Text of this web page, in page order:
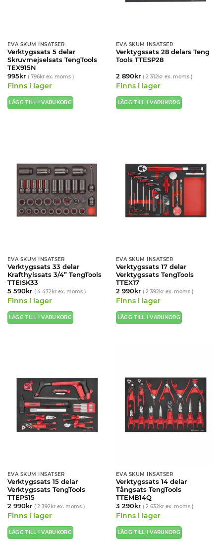
EVA SKUM INSATSER
Verktygssats 5 delar
Skruvmejselsats TengTools
TEX915N
995kr ( 796krex. moms )
Finns i lager
LÄGG TILL I VARUKORG
EVA SKUM INSATSER
Verktygssats 28 delars Teng
Tools TTESP28
2 890kr ( 2 312krex. moms )
Finns i lager
LÄGG TILL I VARUKORG
EVA SKUM INSATSER
Verktygssats 33 delar
Krafthylssats 3/4” TengTools
TTEISK33
5 590kr ( 4 472krex. moms )
Finns i lager
LÄGG TILL I VARUKORG
EVA SKUM INSATSER
Verktygssats 17 delar
Verktygssats TengTools
TTEX17
2 990kr ( 2 392krex. moms )
Finns i lager
LÄGG TILL I VARUKORG
EVA SKUM INSATSER
Verktygssats 15 delar
Verktygssats TengTools
TTEPS15
2 990kr ( 2 392krex. moms )
Finns i lager
LÄGG TILL I VARUKORG
EVA SKUM INSATSER
Verktygssats 14 delar
Tångsats TengTools
TTEMB14Q
3 290kr ( 2 632krex. moms )
Finns i lager
LÄGG TILL I VARUKORG